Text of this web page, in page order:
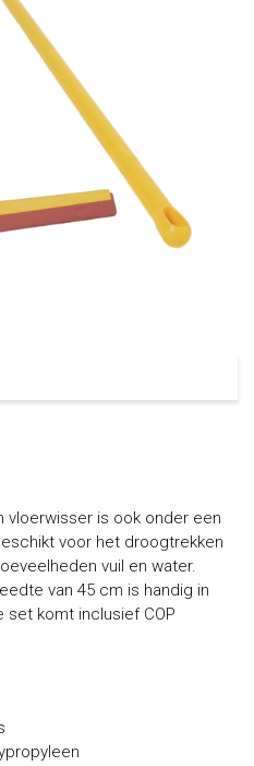
vloerwisser is ook onder een
voor het droogtrekken
vuil en water.
van 45 cm is handig in
set komt inclusief COP